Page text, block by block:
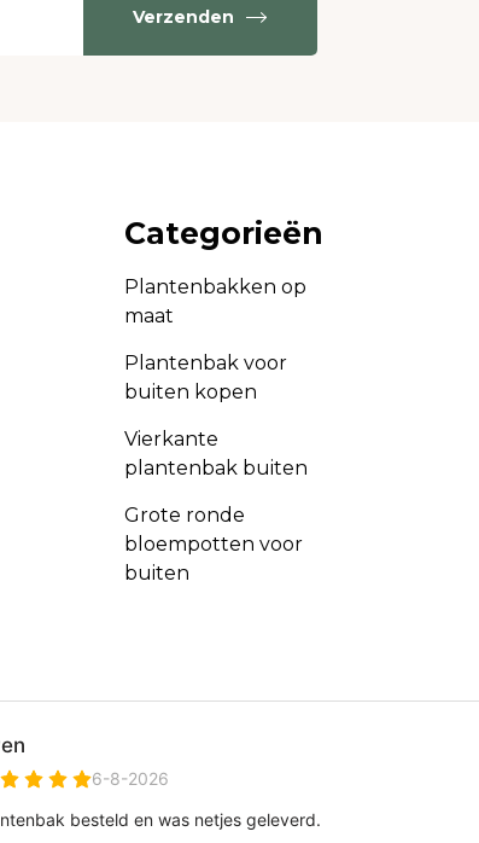
Verzenden
Categorieën
Plantenbakken op
maat
Plantenbak voor
buiten kopen
Vierkante
plantenbak buiten
Grote ronde
bloempotten voor
buiten